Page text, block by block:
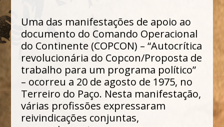
Uma das manifestações de apoio ao
documento do Comando Operacional
do Continente (COPCON) – “Autocrítica
revolucionária do Copcon/Proposta de
trabalho para um programa político”
– ocorreu a 20 de agosto de 1975, no
Terreiro do Paço. Nesta manifestação,
várias profissões expressaram
reivindicações conjuntas,